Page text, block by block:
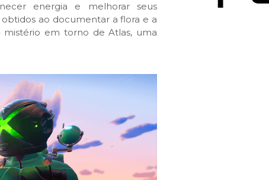
energia e melhorar seus
ao documentar a flora e a
em torno de Atlas, uma